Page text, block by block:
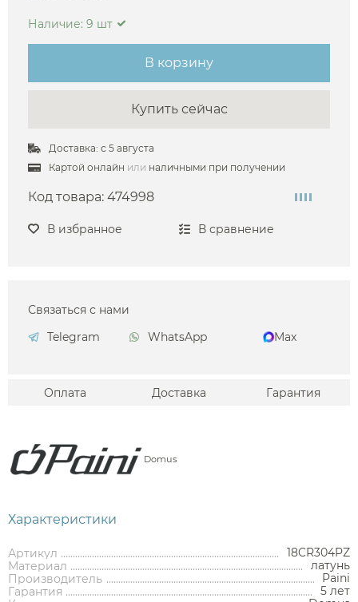
Наличие: 9 шт
В корзину
Купить сейчас
Доставка: с 5 августа
Картой онлайн или наличными при получении
Код товара: 474998
В избранное В сравнение
Связаться с нами
Telegram
WhatsApp Max
Оплата Доставка Гарантия
Domus
Характеристики
Артикул
18CR304PZ
Материал
латунь
Производитель
Paini
Гарантия
5 лет